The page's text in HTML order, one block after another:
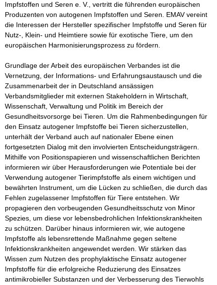
Impfstoffen und Seren e. V., vertritt die führenden europäischen
Produzenten von autogenen Impfstoffen und Seren. EMAV vereint
die Interessen der Hersteller spezifischer Impfstoffe und Seren für
Nutz-, Klein- und Heimtiere sowie für exotische Tiere, um den
europäischen Harmonisierungsprozess zu fördern.
Grundlage der Arbeit des europäischen Verbandes ist die
Vernetzung, der Informations- und Erfahrungsaustausch und die
Zusammenarbeit der in Deutschland ansässigen
Verbandsmitglieder mit externen Stakeholdern in Wirtschaft,
Wissenschaft, Verwaltung und Politik im Bereich der
Gesundheitsvorsorge bei Tieren. Um die Rahmenbedingungen für
den Einsatz autogener Impfstoffe bei Tieren sicherzustellen,
unterhält der Verband auch auf nationaler Ebene einen
fortgesetzten Dialog mit den involvierten Entscheidungsträgern.
Mithilfe von Positionspapieren und wissenschaftlichen Berichten
informieren wir über Herausforderungen wie Potentiale bei der
Verwendung autogener Tierimpfstoffe als einem wichtigen und
bewährten Instrument, um die Lücken zu schließen, die durch das
Fehlen zugelassener Impfstoffen für Tiere entstehen. Wir
propagieren den vorbeugenden Gesundheitsschutz von Minor
Spezies, um diese vor lebensbedrohlichen Infektionskrankheiten
zu schützen. Darüber hinaus informieren wir, wie autogene
Impfstoffe als lebensrettende Maßnahme gegen seltene
Infektionskrankheiten angewendet werden. Wir stärken das
Wissen zum Nutzen des prophylaktische Einsatz autogener
Impfstoffe für die erfolgreiche Reduzierung des Einsatzes
antimikrobieller Substanzen und der Verbesserung des Tierwohls